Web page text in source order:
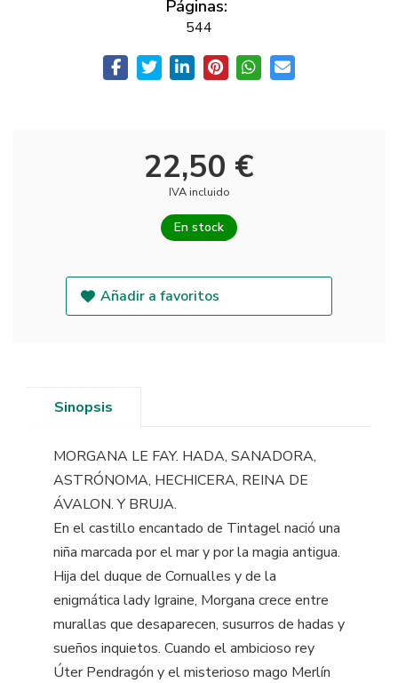
Páginas:
544
22,50 €
IVA incluido
En stock
Añadir a favoritos
Sinopsis
MORGANA LE FAY. HADA, SANADORA,
ASTRÓNOMA, HECHICERA, REINA DE
ÁVALON. Y BRUJA.
En el castillo encantado de Tintagel nació una
niña marcada por el mar y por la magia antigua.
Hija del duque de Cornualles y de la
enigmática lady Igraine, Morgana crece entre
murallas que desaparecen, susurros de hadas y
sueños inquietos. Cuando el ambicioso rey
Úter Pendragón y el misterioso mago Merlín